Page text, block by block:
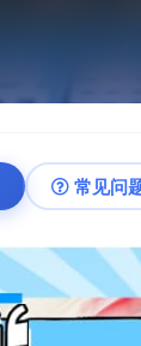
常见问